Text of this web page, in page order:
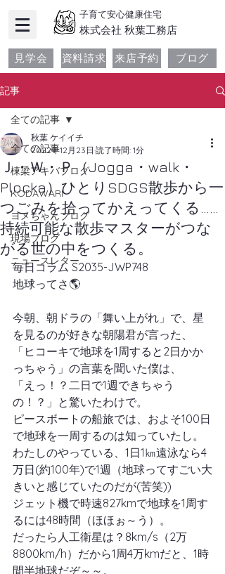
子育て安心健康住宅
​株式会社 秋葉工務店
見学会 資料請求 来店予約 ブログ
記事
全ての記事
棟梁アキバブログ
KODAWARI
ヨメちゃんブログ
現場ブログ
ニュースレター
全ての記事
Ｊ・Ｗ・Ｐ（Jogga・walk・
Plocka）ひとりSDGS散歩から一
つごみを拾ってかえってくる……
持続可能な散歩マスターがつな
がる世の中をつくる。
秋葉 ケイイチ
2022年12月23日 読了時間: 1分
毎日コラム S2035-JWP748
地球ってさ🌎
今朝、朝ドラの「舞い上がれ」で、星
を見るのが好きな朝陽君が言った、
「ヒコーキで地球を1周すると2日かか
っちゃう」の言葉を聞いた僕は、
「えっ！？二日で1週できちゃう
の！？」と驚いたわけで。
ピースボートの船旅では、およそ100日
で地球を一周するのは知っていたし。
わたしのやっている、1日1㎞遠泳なら4
万日(約100年)で1週（地球ってすごい大
きいと感じていたのだが(苦笑))
ジェット機で時速827kmで地球を1周す
るには48時間（ほほぉ～う）。
だったら人工衛星は？8km/s（2万
8800km/h）だから1周4万kmだと、1時
間半地球だぞ～～。